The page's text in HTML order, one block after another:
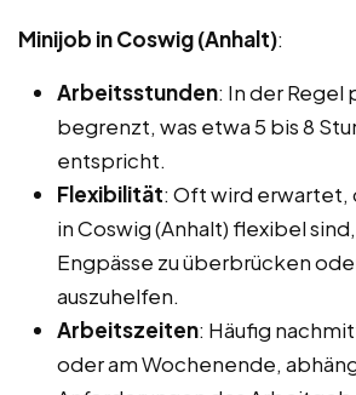
Minijob in Coswig (Anhalt):
Arbeitsstunden: In der Regel
begrenzt, was etwa 5 bis 8
entspricht.
Flexibilität: Oft wird erwartet,
in Coswig (Anhalt) flexibel
Engpässe zu überbrücken
auszuhelfen.
Arbeitszeiten: Häufig
oder am Wochenende,